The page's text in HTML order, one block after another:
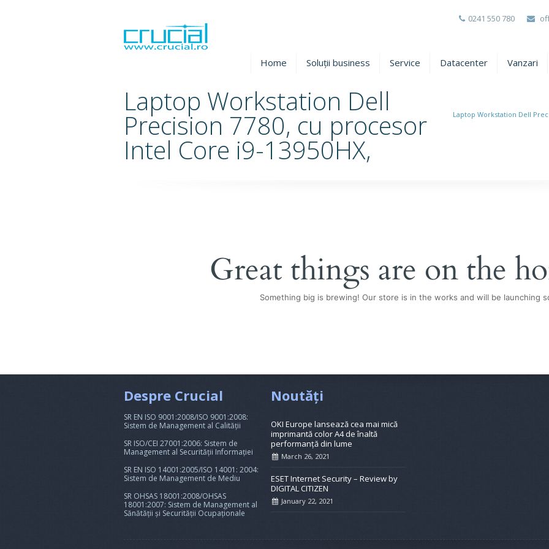
0241 550 780
Home Soluții business Service Datacenter Vanzari
Laptop Workstation Dell
Precision 7780, cu procesor
Intel Core i9-13950HX,
Laptop Workstation Dell
Great things are on the
Something big is brewing! Our store is in the works and will be launching
Despre Crucial
SR EN ISO 9001:2008/ISO 9001:2008:
Sistem de Management al Calității
SR ISO/CEI 27001:2006: Sistem de
Management al Securității Informației
SR EN ISO 14001:2005/ISO 14001: 2004:
Sistem de Management de Mediu
SR OHSAS 18001:2008/OHSAS
18001:2007: Sistem de Management al
Sănătății și Securității Ocupaționale
Noutăți
OKI Europe lansează cea mai mică
imprimantă color A4 de înaltă
performanță din lume
March 26, 2021
ESET Internet Security – Review by
DIGITAL CITIZEN
January 22, 2021